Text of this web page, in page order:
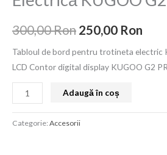
300,00Ron 250,00 Ron
Tabloul de bord pentru trotineta electric
LCD Contor digital display KUGOO G2
Adaugă în coș
Categorie:Accesorii